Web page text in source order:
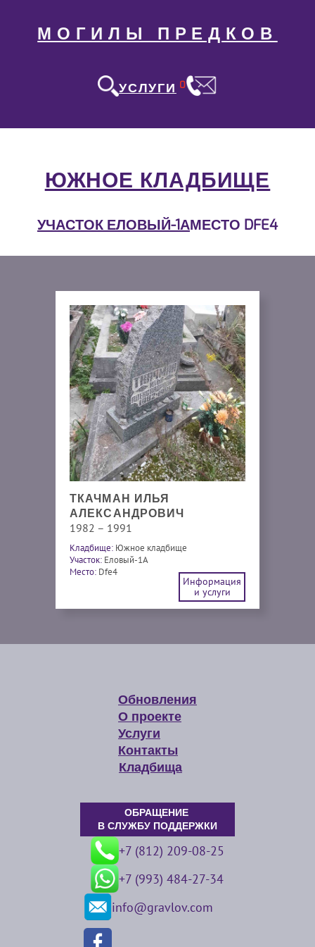
МОГИЛЫ ПРЕДКОВ
УСЛУГИ 0
ЮЖНОЕ КЛАДБИЩЕ
УЧАСТОК ЕЛОВЫЙ-1АМЕСТО DFE4
ТКАЧМАН ИЛЬЯ
АЛЕКСАНДРОВИЧ
1982 – 1991
Кладбище: Южное кладбище
Участок: Еловый-1А
Место: Dfe4
Информация
и услуги
Обновления
О проекте
Услуги
Контакты
Кладбища
ОБРАЩЕНИЕ
В СЛУЖБУ ПОДДЕРЖКИ
+7 (812) 209-08-25
+7 (993) 484-27-34
info@gravlov.com